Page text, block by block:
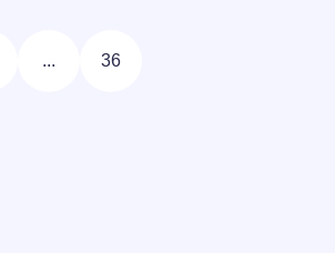
... 36